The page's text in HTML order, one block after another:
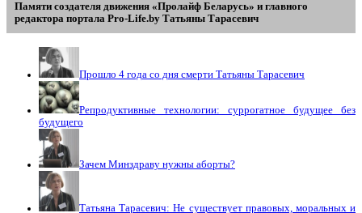
Памяти создателя движения «Пролайф Беларусь» и главного
редактора портала Pro-Life.by Tатьяны Tарасевич
Прошло 4 года со дня смерти Татьяны Тарасевич
Репродуктивные технологии: суррогатное будущее без
будущего
Зачем Минздраву нужны аборты?
Татьяна Тарасевич: Не существует правовых, моральных и